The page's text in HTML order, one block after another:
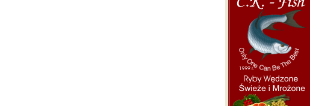
Babice Stare, Bachanowo, Barczewo, Bardo, Białobrzegi, Białowieża,